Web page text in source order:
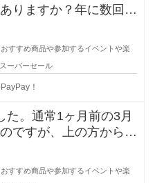
りますか？年に数回あ
だめする
すすめ商品や参加するイベントや楽
スーパーセール
！
。通常1ヶ月前の3月
ですが、上の方からご
いまし
すすめ商品や参加するイベントや楽